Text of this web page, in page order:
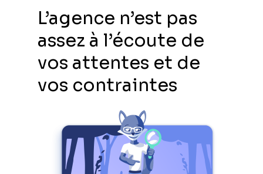
L’agence n’est pas
assez à l’écoute de
vos attentes et de
vos contraintes